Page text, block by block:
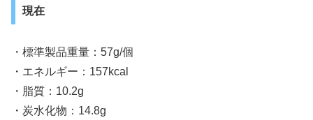
現在
・標準製品重量：57g/個
・エネルギー：157kcal
・脂質：10.2g
・炭水化物：14.8g